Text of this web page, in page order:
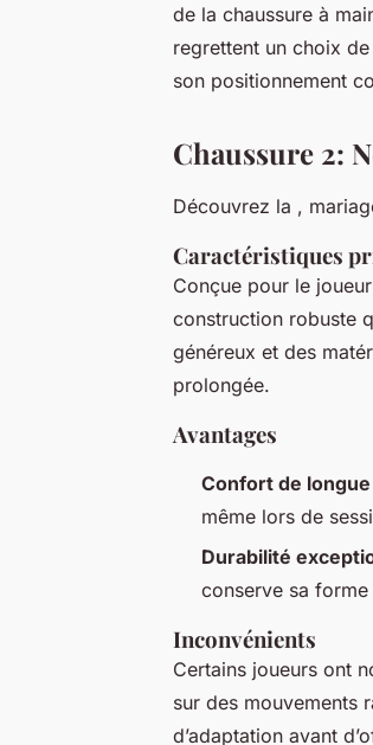
de la chaussure à
regrettent un choix
son positionnement
Chaussure 2:
Découvrez la ,
Caractéristiques
Conçue pour le
construction robuste
généreux et des
prolongée.
Avantages
Confort de
même lors de
Durabilité
conserve sa
Inconvénients
Certains joueurs ont
sur des mouvements
d’adaptation avant